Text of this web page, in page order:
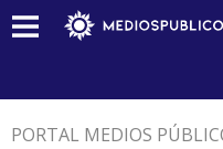
PORTAL MEDIOS